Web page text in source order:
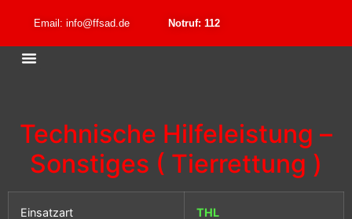
Email: info@ffsad.de Notruf: 112
Technische Hilfeleistung –
Sonstiges ( Tierrettung )
Einsatzart THL